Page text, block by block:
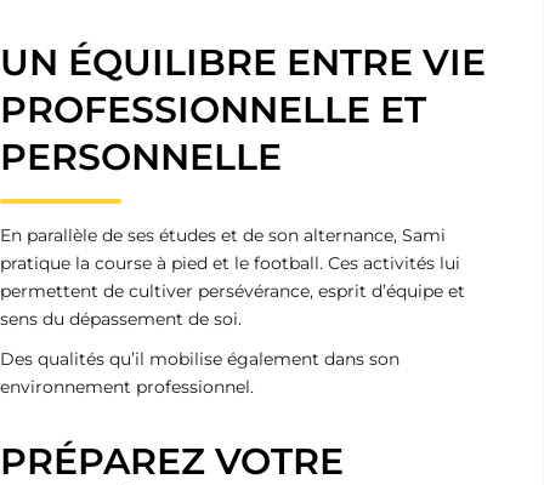
UN ÉQUILIBRE ENTRE VIE
PROFESSIONNELLE ET
PERSONNELLE
En parallèle de ses études et de son alternance, Sami
pratique la course à pied et le football. Ces activités lui
permettent de cultiver persévérance, esprit d’équipe et
sens du dépassement de soi.
Des qualités qu’il mobilise également dans son
environnement professionnel.
PRÉPAREZ VOTRE